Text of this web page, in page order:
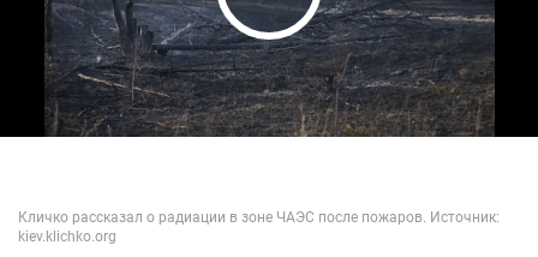
Play Video